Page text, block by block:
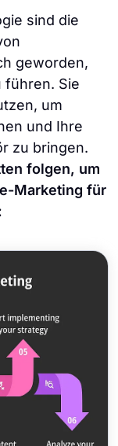
sind die
geworden,
führen. Sie
um
und Ihre
zu bringen.
folgen, um
Marketing für